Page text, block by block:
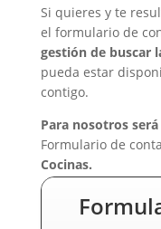
Si quieres y te
el formulario de
gestión de buscar
pueda estar
contigo.
Para nosotros
Formulario de
Cocinas.